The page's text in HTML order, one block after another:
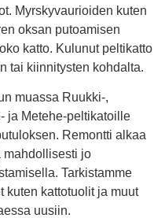
Myrskyvaurioiden kuten
oksan putoamisen
katto. Kulunut peltikatto
tai kiinnitysten kohdalta.
muassa Ruukki-,
ja Metehe-peltikatoille
Remontti alkaa
mahdollisesti jo
Tarkistamme
kuten kattotuolit ja muut
uusiin.